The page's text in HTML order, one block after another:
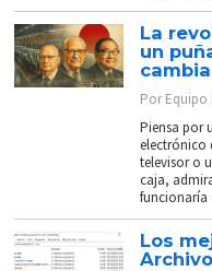
La
un
PorEquipo
Piensa por
electrónico
televisor o
caja,
funcionaría
Los